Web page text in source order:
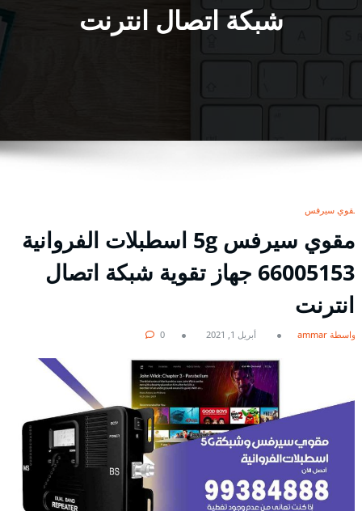
شبكة اتصال انترنت
مقوي سيرفس
مقوي سيرفس 5g اسطبلات الفروانية
66005153 جهاز تقوية شبكة اتصال
انترنت
بواسطة ammar أبريل 1, 2021 0